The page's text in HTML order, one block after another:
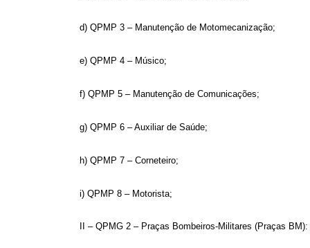
d) QPMP 3 – Manutenção de Motomecanização;
e) QPMP 4 – Músico;
f) QPMP 5 – Manutenção de Comunicações;
g) QPMP 6 – Auxiliar de Saúde;
h) QPMP 7 – Corneteiro;
i) QPMP 8 – Motorista;
II – QPMG 2 – Praças Bombeiros-Militares (Praças BM):